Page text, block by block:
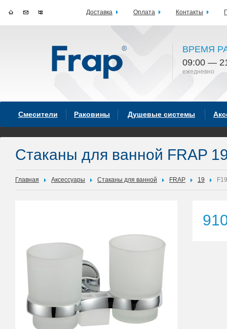
ВРЕМЯ
09:00 —
ежедневно
Смесители Раковины Душевые системы
Стаканы для ванной FRAP
Главная Аксессуары Стаканы для ванной FRAP 19
Доставка Оплата Контакты